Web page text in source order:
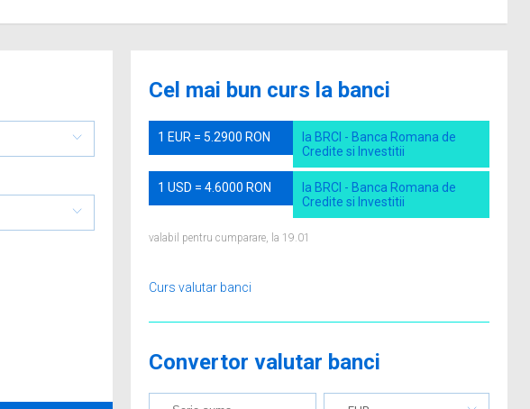
Cel mai bun curs la banci
1 EUR = 5.2900 RON
la BRCI - Banca Romana de
Credite si Investitii
1 USD = 4.6000 RON
la BRCI - Banca Romana de
Credite si Investitii
valabil pentru cumparare, la 19.01
Curs valutar banci
Convertor valutar banci